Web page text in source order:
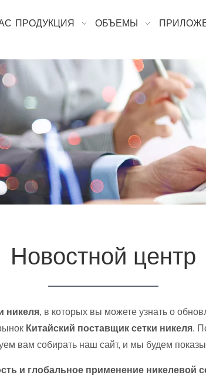
ПРОДУКЦИЯ ОБЪЕМЫ
Новостной центр
никеля, в которых вы можете узнать о
Китайский поставщик сетки никеля.
вам собирать наш сайт, и мы будем
и глобальное применение никелевой